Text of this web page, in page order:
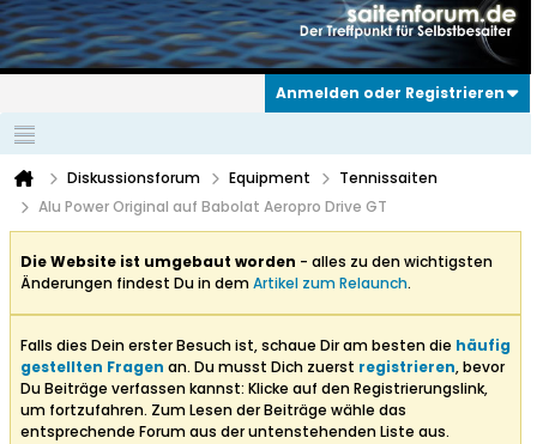
Anmelden oder Registrieren
Diskussionsforum Equipment
Tennissaiten
Alu Power Original auf Babolat Aeropro Drive GT
Die Website ist umgebaut worden - alles zu den wichtigsten
Änderungen findest Du in demArtikel zum Relaunch.
Falls dies Dein erster Besuch ist, schaue Dir am besten die häufig
gestellten Fragen an. Du musst Dich zuerst registrieren, bevor
Du Beiträge verfassen kannst: Klicke auf den Registrierungslink,
um fortzufahren. Zum Lesen der Beiträge wähle das
entsprechende Forum aus der untenstehenden Liste aus.